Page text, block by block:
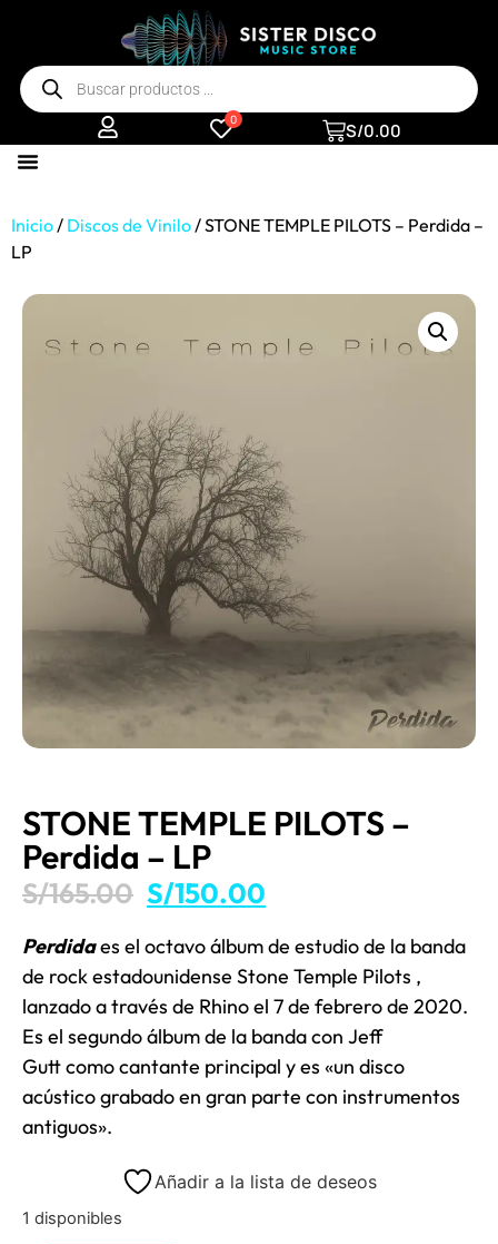
0 S/0.00
Inicio/ Discos de Vinilo/ STONE TEMPLE PILOTS – Perdida –
LP
STONE TEMPLE PILOTS –
Perdida – LP
S/165.00 S/150.00
Perdidaes el octavo álbum de estudio de la banda
de rock estadounidense Stone Temple Pilots ,
lanzado a través de Rhinoel 7 de febrero de 2020.
Es el segundo álbum de la banda con Jeff
Guttcomo cantante principal y es «un disco
acústico grabado en gran parte con instrumentos
antiguos».
Añadir a la lista de deseos
1 disponibles